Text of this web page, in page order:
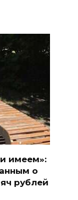
имеем»:
о
рублей